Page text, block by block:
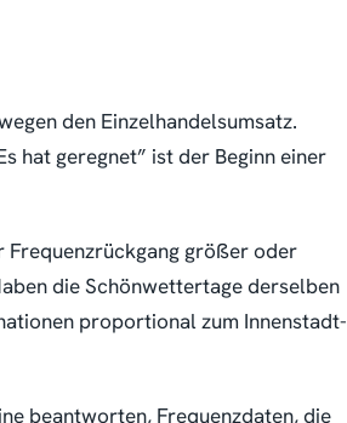
den Einzelhandelsumsatz.
hat geregnet” ist der Beginn einer
Frequenzrückgang größer oder
die Schönwettertage derselben
proportional zum Innenstadt-
beantworten, Frequenzdaten, die